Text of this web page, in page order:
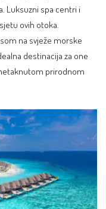
Luksuzni spa centri i
ovih otoka.
na svježe morske
destinacija za one
prirodnom